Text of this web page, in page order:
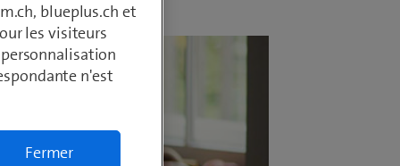
blueplus.ch et
les visiteurs
n'est
Fermer